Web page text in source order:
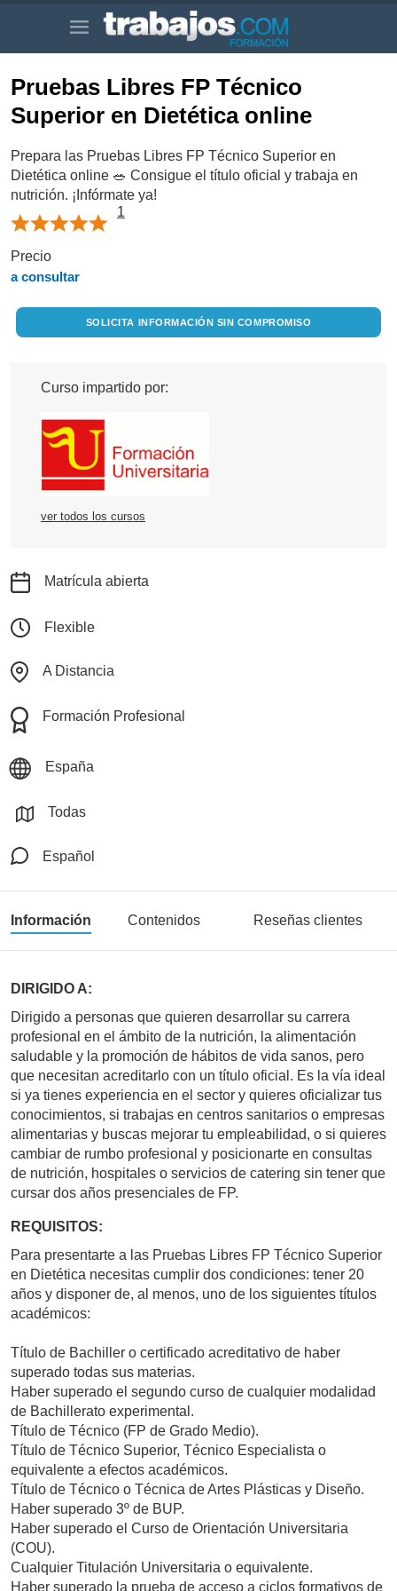
Pruebas Libres FP Técnico
Superior en Dietética online
Prepara las Pruebas Libres FP Técnico Superior en
Dietética online 🥗 Consigue el título oficial y trabaja en
nutrición. ¡Infórmate ya!
1
Precio
a consultar
SOLICITA INFORMACIÓN SIN COMPROMISO
Curso impartido por:
ver todos los cursos
Matrícula abierta
Flexible
A Distancia
Formación Profesional
España
Todas
Español
Información Contenidos Reseñas clientes
DIRIGIDO A:
Dirigido a personas que quieren desarrollar su carrera
profesional en el ámbito de la nutrición, la alimentación
saludable y la promoción de hábitos de vida sanos, pero
que necesitan acreditarlo con un título oficial. Es la vía ideal
si ya tienes experiencia en el sector y quieres oficializar tus
conocimientos, si trabajas en centros sanitarios o empresas
alimentarias y buscas mejorar tu empleabilidad, o si quieres
cambiar de rumbo profesional y posicionarte en consultas
de nutrición, hospitales o servicios de catering sin tener que
cursar dos años presenciales de FP.
REQUISITOS:
Para presentarte a las Pruebas Libres FP Técnico Superior
en Dietética necesitas cumplir dos condiciones: tener 20
años y disponer de, al menos, uno de los siguientes títulos
académicos:
Título de Bachiller o certificado acreditativo de haber
superado todas sus materias.
Haber superado el segundo curso de cualquier modalidad
de Bachillerato experimental.
Título de Técnico (FP de Grado Medio).
Título de Técnico Superior, Técnico Especialista o
equivalente a efectos académicos.
Título de Técnico o Técnica de Artes Plásticas y Diseño.
Haber superado 3º de BUP.
Haber superado el Curso de Orientación Universitaria
(COU).
Cualquier Titulación Universitaria o equivalente.
Haber superado la prueba de acceso a ciclos formativos de